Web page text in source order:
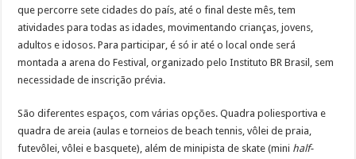
que percorre sete cidades do país, até o final deste mês, tem
atividades para todas as idades, movimentando crianças, jovens,
adultos e idosos. Para participar, é só ir até o local onde será
montada a arena do Festival, organizado pelo Instituto BR Brasil, sem
necessidade de inscrição prévia.
São diferentes espaços, com várias opções. Quadra poliesportiva e
quadra de areia (aulas e torneios de beach tennis, vôlei de praia,
futevôlei, vôlei e basquete), além de minipista de skate (mini half-